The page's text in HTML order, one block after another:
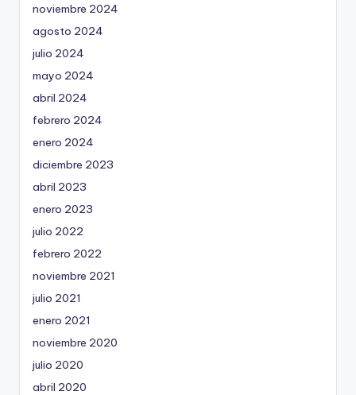
noviembre 2024
agosto 2024
julio 2024
mayo 2024
abril 2024
febrero 2024
enero 2024
diciembre 2023
abril 2023
enero 2023
julio 2022
febrero 2022
noviembre 2021
julio 2021
enero 2021
noviembre 2020
julio 2020
abril 2020